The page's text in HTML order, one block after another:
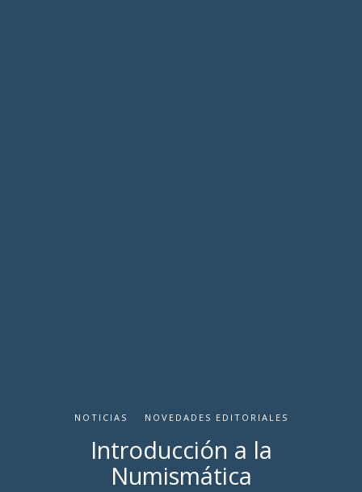
NOTICIAS NOVEDADES EDITORIALES
Introducción a la
Numismática